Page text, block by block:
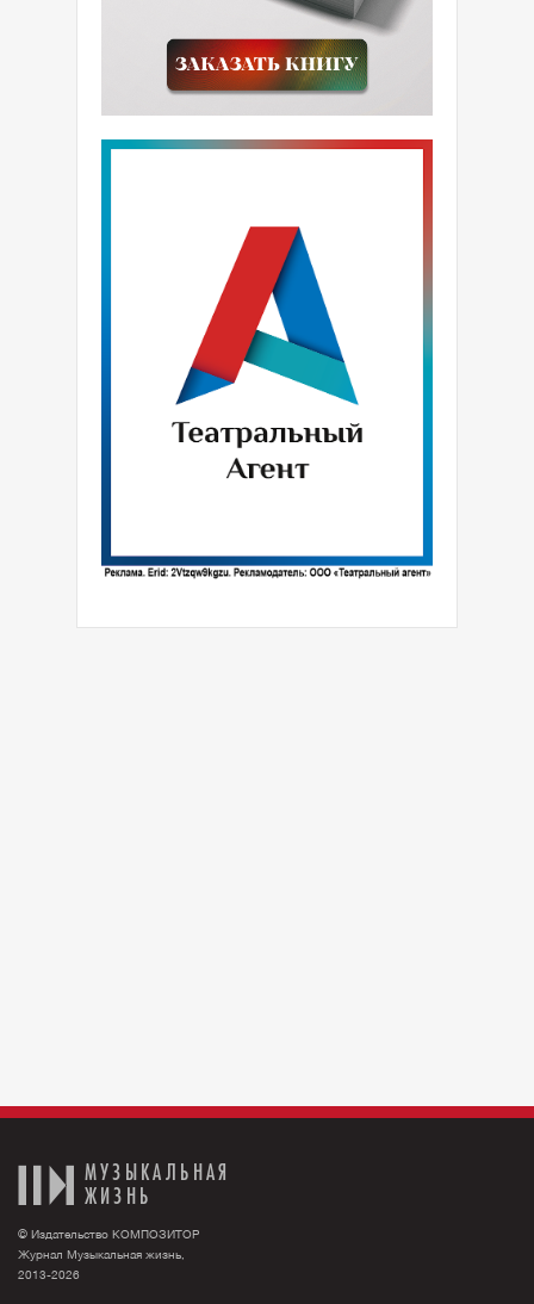
МУЗЫКАЛЬНАЯ
ЖИЗНЬ
© Издательство КОМПОЗИТОР
Журнал Музыкальная жизнь,
2013-2026